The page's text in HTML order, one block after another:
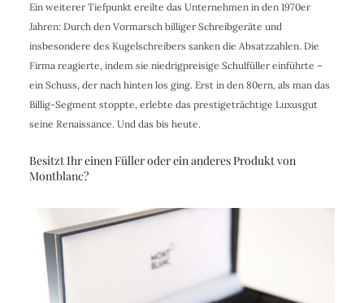
Ein weiterer Tiefpunkt ereilte das Unternehmen in den 1970er
Jahren: Durch den Vormarsch billiger Schreibgeräte und
insbesondere des Kugelschreibers sanken die Absatzzahlen. Die
Firma reagierte, indem sie niedrigpreisige Schulfüller einführte –
ein Schuss, der nach hinten los ging. Erst in den 80ern, als man das
Billig-Segment stoppte, erlebte das prestigeträchtige Luxusgut
seine Renaissance. Und das bis heute.
Besitzt Ihr einen Füller oder ein anderes Produkt von
Montblanc?